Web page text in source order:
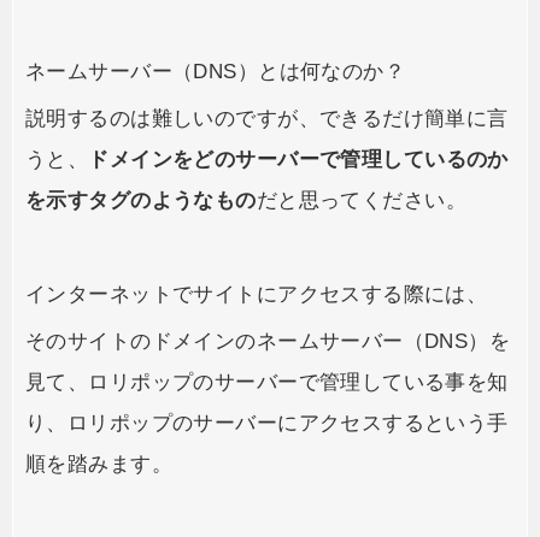
ネームサーバー（DNS）とは何なのか？
説明するのは難しいのですが、できるだけ簡単に言
うと、
ドメインをどのサーバーで管理しているのか
を示すタグのようなものだと思ってください。
インターネットでサイトにアクセスする際には、
そのサイトのドメインのネームサーバー（DNS）を
見て、ロリポップのサーバーで管理している事を知
り、ロリポップのサーバーにアクセスするという手
順を踏みます。